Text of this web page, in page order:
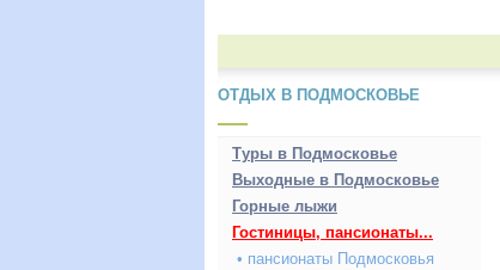
ОТДЫХ В ПОДМОСКОВЬЕ
Туры в Подмосковье
Выходные в Подмосковье
Горные лыжи
Гостиницы, пансионаты...
• пансионаты Подмосковья